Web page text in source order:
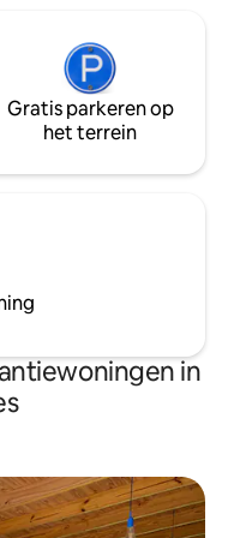
Gratis parkeren op
het terrein
in